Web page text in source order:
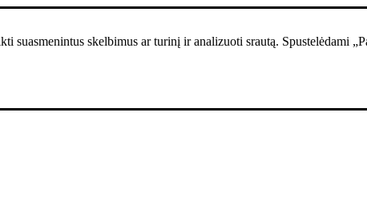
suasmenintus skelbimus ar turinį ir analizuoti srautą. Spustelėdami